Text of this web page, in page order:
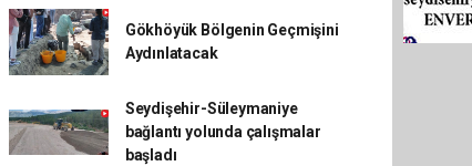
Gökhöyük Bölgenin Geçmişini
Aydınlatacak
Seydişehir-Süleymaniye
bağlantı yolunda çalışmalar
başladı